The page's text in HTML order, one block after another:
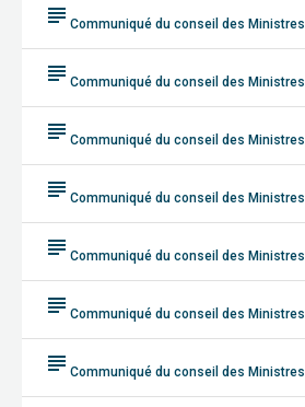
subject Communiqué du conseil des
subject Communiqué du conseil des
subject Communiqué du conseil des
subject Communiqué du conseil des
subject Communiqué du conseil des
subject Communiqué du conseil des
subject Communiqué du conseil des